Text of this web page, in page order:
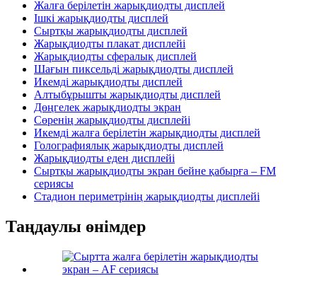
Жалға берілетін жарықдиодты дисплей
Ішкі жарықдиодты дисплей
Сыртқы жарықдиодты дисплей
Жарықдиодты плакат дисплейі
Жарықдиодты сфералық дисплей
Шағын пиксельді жарықдиодты дисплей
Икемді жарықдиодты дисплей
Алтыбұрышты жарықдиодты дисплей
Дөңгелек жарықдиодты экран
Сөренің жарықдиодты дисплейі
Икемді жалға берілетін жарықдиодты дисплей
Голографиялық жарықдиодты дисплей
Жарықдиодты еден дисплейі
Сыртқы жарықдиодты экран бейне қабырға – FM
сериясы
Стадион периметрінің жарықдиодты дисплейі
Таңдаулы өнімдер